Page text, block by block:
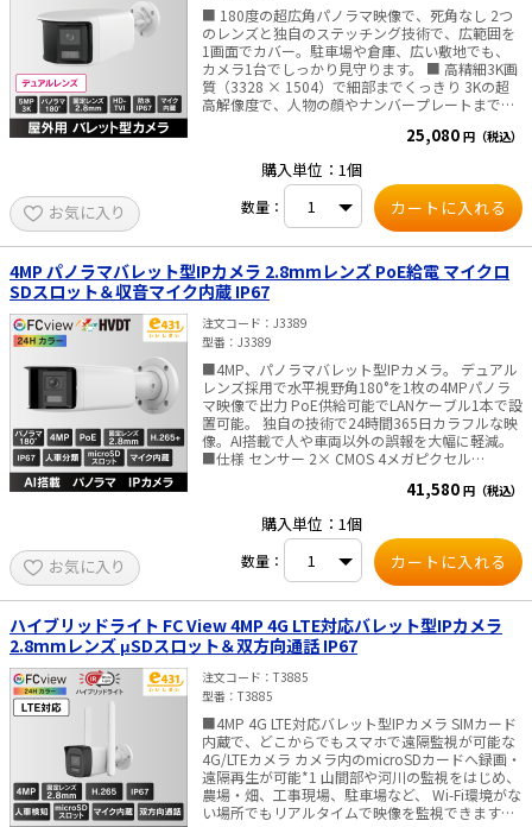
ない場合、別途販売のACアダプタが必要です。 別
途販売はこちらより ––AI搭載で人と車両のイベン
トに特化し、様々なシーンでセキュリティーを効
率的に運用できます。–– ■住宅での活用シーン ・
スマートフォンへの迅速なアラーム通知・・・ア
ラーム情報やライブ映像の確認ができます。 ・光
光とカスタマイズ可能な音声メッセージで威嚇し
ます。 *）内蔵スピーカ、閃光ライト搭載の機種
に限ります。対応しているかは、商品の仕様書を
確認ください。 ■監視センターでの活用シーン 複
数の場所を同時に監視しなければならない場合、
セキュリティ監視は簡単な作業ではありません。
本製品は作業効率を高め、ワークフロー改善に役
立ちます。 ・防犯について・・・人が侵入した場
合のみ、正確な警報を発します。 ・再生・録画検
索について・・・人や車両などの映像を分類して
速やかに検索できます。 ■工場の場合 工場や倉庫
には高い原材料や商品が保管されています。 ここ
作業を行うには通常限られた人手しかいません。
本デバイスは効果的かつ効率的な代替ソリューシ
ョンを提供できます。 ・警備員のパトロールをカ
メラに置き換える ・人間をターゲットとした正確
な不法侵入アラーム 人間の侵入イベントを検知し
た場合にのみ警告を出すよう設定できます。 動物
が侵入してもアラームは出しません。 ■HVDTと
は ディープラーニングアルゴリズムを搭載した
HVDT by AI（Human & Vehicle Detection
Technology by AI）技術は、 フロントエンドとバ
ックエンドのデバイスに人物と車両の識別アラー
ムを もたらします。このシステムは、人間と車両
の識別にフォーカスし、アラームの 効率と効果を
大幅に向上させます。
■ 180度の超広角パノラマ映像で、死角なし 2つ
のレンズと独自のステッチング技術で、広範囲を
1画面でカバー。駐車場や倉庫、広い敷地でも、
カメラ1台でしっかり見守ります。 ■ 高精細3K画
質（3328 × 1504）で細部までくっきり 3Kの超
高解像度で、人物の顔やナンバープレートまで鮮
径レンズで、夜間もフルカラー 夜でも白黒に頼ら
確に把握できます。 ■ スマートハイブリッドライ
ト搭載 必要に応じて白色ライトと赤外線を自動で
切り替え。省エネと防犯効果を両立します。 ■ 逆
光にも強いWDR（ワイドダイナミックレンジ）対
応 130dBのWDR機能で、明暗差が大きい場所で
も映像が白飛び・黒つぶれしません。出入口や窓
際の設置にも最適。 ■ ノイズを抑えて、いつでも
クリア映像 3D DNR（デジタルノイズリダクショ
ン）機能で、暗所でもノイズを抑えた滑らかな映
像を提供します。 ■ 最大40mの夜間照射で、暗闇
もくっきり 白色光・赤外線ともに最大40m対応。
広い場所でもしっかりと夜間監視が可能です。 ■
音声も記録できる内蔵マイク 映像だけでなく音声
も記録可能。トラブル時の状況確認や証拠収集に
も役立ちます。 ■ 過酷な環境にも耐える防水・防
塵（IP67）仕様 雨風やホコリにも強く、屋外でも
安心して設置いただけます。 ■ご注意■ ACアダ
■対応レコーダー 注意事項（必ずご確認くださ
い） 本製品は特殊解像度モデルです。 必ず解像度
3328 (H) × 1504 (V) に対応したレコーダーと一緒
にご使用ください。 当社で動作確認済みの対応レ
コーダーは下記となります。 ・＜3K/5MP Lite対
応＞防犯カメラ用レコーダー 4入力 8入力 16
入力 ・＜5MP対応＞防犯カメラ用レコーダー 4
入力 8入力 16入力 ・＜PoC対応＞ 防犯カメラ
用デジタルレコーダー 4入力 8入力 16入力
25,080 円（税込）
お気に入り
購入単位：1個
数量：
4MP パノラマバレット型IPカメラ 2.8mmレンズ PoE給電 マイクロ
SDスロット＆収音マイク内蔵 IP67
注文コード
J3389
型番
J3389
■4MP、パノラマバレット型IPカメラ。 デュアル
レンズ採用で水平視野角180°を1枚の4MPパノラ
マ映像で出力 PoE供給可能でLANケーブル1本で設
置可能。 独自の技術で24時間365日カラフルな映
像。AI搭載で人や車両以外の誤報を大幅に軽減。
■仕様 センサー 2× CMOS 4メガピクセル
ブラウザ言語 日本語、英語、中国語、など 搭載ス
512GB)SDカードのご購入はこちらから 内蔵マイ
性能 IP67 消費電力 12 VDC, 0.88 A, 最大10.5W /
PoE(802.3af） 最大12.5W 寸法 118.6 × 105.1 ×
306.5 mm ・重量 約1400g ■ご注意■ ・WiFi
ネットワークレコーダー(Wi-Fi NVR）及び、デジ
タルレコーダー（DVR)へのIP接続は出来ません。
（解像度、ビットレートが非対応のため） ・
PoE給電しない場合、別途販売のACアダプタが必
要です。 別途販売はこちらより ––AI搭載で人と車
両のイベントに特化し、様々なシーンでセキュリ
ティーを効率的に運用できます。–– ■住宅での活
用シーン ・スマートフォンへの迅速なアラーム通
知・・・アラーム情報やライブ映像の確認ができ
ます。 ・光と音声で侵入者を警告*・・・侵入者
41,580 円（税込）
お気に入り
購入単位：1個
数量：
ハイブリッドライト FC View 4MP 4G LTE対応バレット型IPカメラ
2.8mmレンズ μSDスロット＆双方向通話 IP67
注文コード
T3885
型番
T3885
■4MP 4G LTE対応バレット型IPカメラ SIMカード
内蔵で、どこからでもスマホで遠隔監視が可能な
4G/LTEカメラ カメラ内のmicroSDカードへ録画・
遠隔再生が可能*1 山間部や河川の監視をはじめ、
農場・畑、工事現場、駐車場など、 Wi-Fi環境がな
い場所でもリアルタイムで映像を監視できます。